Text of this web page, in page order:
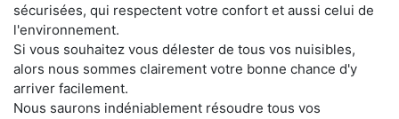
sécurisées, qui respectent votre confort et aussi celui de
l'environnement.
Si vous souhaitez vous délester de tous vos nuisibles,
alors nous sommes clairement votre bonne chance d'y
arriver facilement.
Nous saurons indéniablement résoudre tous vos